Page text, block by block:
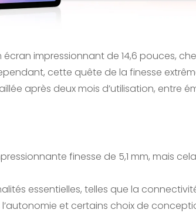
écran impressionnant de 14,6 pouces,
cette quête de la finesse
après deux mois d’utilisation, entre
finesse de 5,1 mm, mais
essentielles, telles que la
et certains choix de